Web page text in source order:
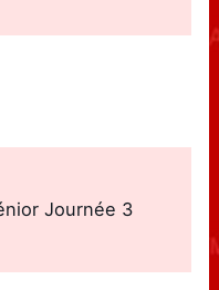
Journée 3